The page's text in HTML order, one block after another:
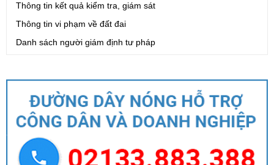
Thông tin kết quả kiểm tra, giám sát
Thông tin vi phạm về đất đai
Danh sách người giám định tư pháp